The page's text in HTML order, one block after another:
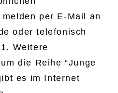
per E-Mail an
oder telefonisch
Weitere
die Reihe “Junge
es im Internet